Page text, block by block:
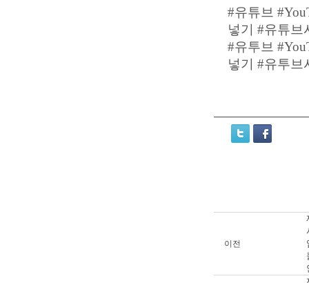
#유튜브
넣기 #유튜브
#유투브
넣기 #유투브
이전